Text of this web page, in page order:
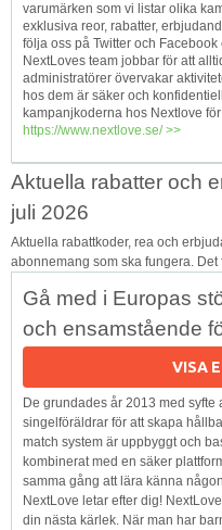
varumärken som vi listar olika
exklusiva reor, rabatter,
följa oss på Twitter och
NextLoves team jobbar för att
administratörer övervakar
hos dem är säker och
kampanjkoderna hos Nextlove
https://www.nextlove.se/ >>
Aktuella rabatter och
juli 2026
Aktuella rabattkoder, rea och
abonnemang som ska fungera.
Gå med i Europas
och ensamstående
VISA
De grundades år 2013 med syfte
singelföräldrar för att skapa
match system är uppbyggt och
kombinerat med en säker
samma gång att lära känna
NextLove letar efter dig!
din nästa kärlek. När man har